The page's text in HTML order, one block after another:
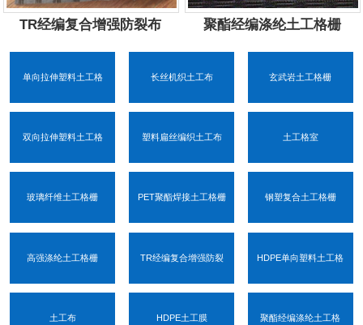
TR经编复合增强防裂布
服务电话：13884757577
聚酯经编涤纶土工格栅
服务电话：13884757577
单向拉伸塑料土工格 长丝机织土工布 玄武岩土工格栅
双向拉伸塑料土工格 塑料扁丝编织土工布 土工格室
玻璃纤维土工格栅 PET聚酯焊接土工格栅 钢塑复合土工格栅
高强涤纶土工格栅 TR经编复合增强防裂 HDPE单向塑料土工格
土工布 HDPE土工膜 聚酯经编涤纶土工格